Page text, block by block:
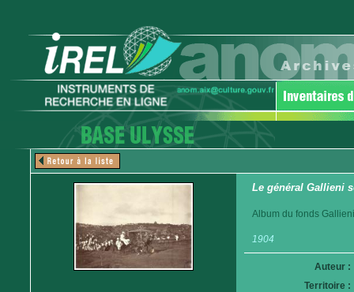
Le général Gallieni
Album du fonds
1904
Auteur :
Territoire :